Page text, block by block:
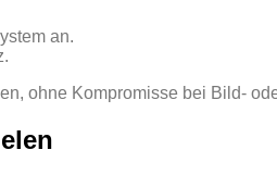
an.
ohne Kompromisse bei Bild-